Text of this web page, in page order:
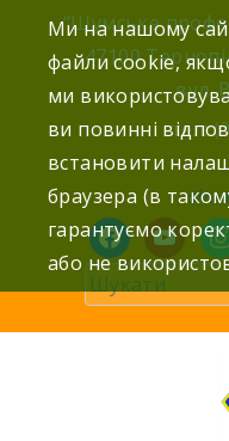
content
“Шумське
47100
вул.
тел:
facebookyoutube
Ми на нашому
файли cookie,
ми
ви повинні
встановити
браузера (в
гарантуємо
або не